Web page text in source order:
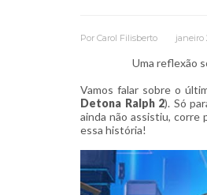
Por Carol Filisberto janeiro
Uma reflexão
Vamos falar sobre o
Detona Ralph 2). Só
ainda não assistiu, corre
essa história!